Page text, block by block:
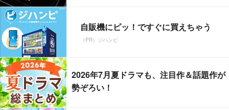
自販機にピッ！ですぐに買えちゃう
（PR）ジハンピ
2026年7月夏ドラマも、注目作＆話題作が
勢ぞろい！